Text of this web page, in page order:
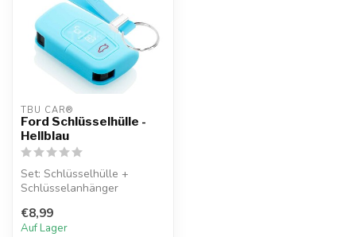
TBU CAR®
Ford Schlüsselhülle -
Hellblau
Set: Schlüsselhülle +
Schlüsselanhänger
€8,99
Auf Lager